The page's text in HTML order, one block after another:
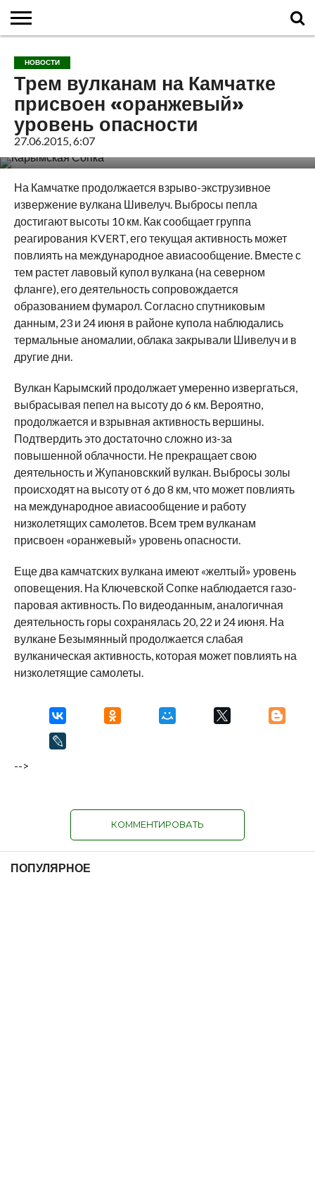
О
ВУЛКАНАХ
ВУЛКАНЫ
МИРА
КАЛЬДЕРЫ
НОВОСТИ
ФАКТЫ
ИСТОРИЯ
МОНИТОРИНГ
ВИДЕО
ТУРИСТАМ
О
САЙТЕ
КАРТА
САЙТА
КОНТАКТЫ
НОВОСТИ
Трем вулканам на Камчатке
присвоен «оранжевый»
уровень опасности
27.06.2015, 6:07
На Камчатке продолжается взрыво-экструзивное
извержение вулкана Шивелуч. Выбросы пепла
достигают высоты 10 км.Как сообщает группа
реагирования KVERT, его текущая активность может
повлиять на международное авиасообщение. Вместе с
тем растет лавовый купол вулкана (на северном
фланге), его деятельность сопровождается
образованием фумарол. Согласно спутниковым
данным, 23 и 24 июня в районе купола наблюдались
термальные аномалии, облака закрывали Шивелуч и в
другие дни.
Вулкан Карымский продолжает умеренно извергаться,
выбрасывая пепел на высоту до 6 км. Вероятно,
продолжается и взрывная активность вершины.
Подтвердить это достаточно сложно из-за
повышенной облачности. Не прекращает свою
деятельность и Жупановсккий вулкан. Выбросы золы
происходят на высоту от 6 до 8 км, что может повлиять
на международное авиасообщение и работу
низколетящих самолетов. Всем трем вулканам
присвоен «оранжевый» уровень опасности.
Еще два камчатских вулкана имеют «желтый» уровень
оповещения. На Ключевской Сопке наблюдается газо-
паровая активность. По видеоданным, аналогичная
деятельность горы сохранялась 20, 22 и 24 июня. На
вулкане Безымянный продолжается слабая
вулканическая активность, которая может повлиять на
низколетящие самолеты.
-->
КОММЕНТИРОВАТЬ
ПОПУЛЯРНОЕ